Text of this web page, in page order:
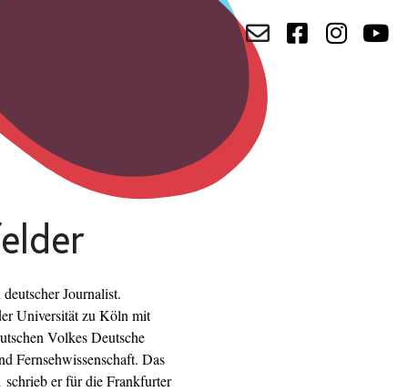
Journalist.
Universität zu Köln mit
Volkes Deutsche
Fernsehwissenschaft. Das
er für die Frankfurter